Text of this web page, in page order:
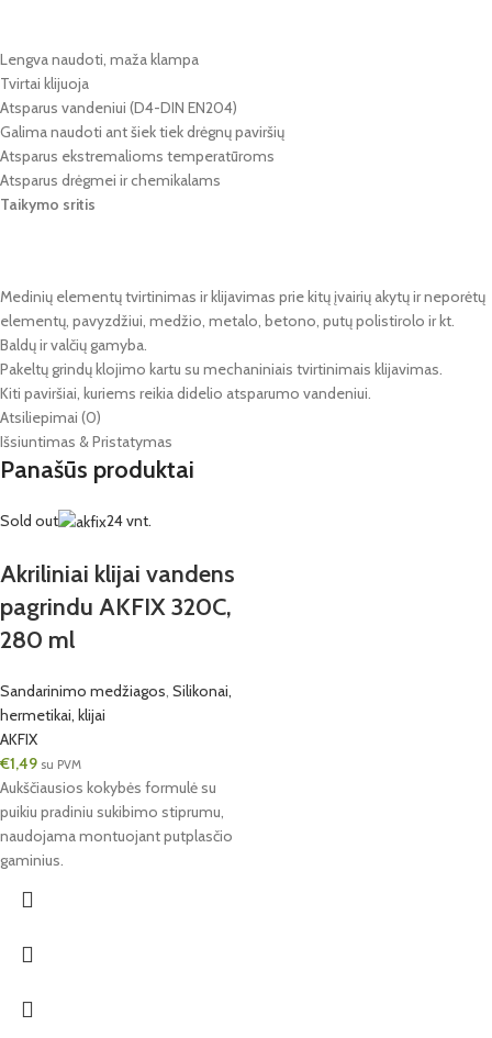
Lengva naudoti, maža klampa
Tvirtai klijuoja
Atsparus vandeniui (D4-DIN EN204)
Galima naudoti ant šiek tiek drėgnų paviršių
Atsparus ekstremalioms temperatūroms
Atsparus drėgmei ir chemikalams
Taikymo sritis
Medinių elementų tvirtinimas ir klijavimas prie kitų įvairių akytų ir neporėtų
elementų, pavyzdžiui, medžio, metalo, betono, putų polistirolo ir kt.
Baldų ir valčių gamyba.
Pakeltų grindų klojimo kartu su mechaniniais tvirtinimais klijavimas.
Kiti paviršiai, kuriems reikia didelio atsparumo vandeniui.
Atsiliepimai (0)
Išsiuntimas & Pristatymas
Panašūs produktai
Sold out 24 vnt.
Akriliniai klijai vandens
pagrindu AKFIX 320C,
280 ml
Sandarinimo medžiagos, Silikonai,
hermetikai, klijai
AKFIX
€1,49 su PVM
Aukščiausios kokybės formulė su
puikiu pradiniu sukibimo stiprumu,
naudojama montuojant putplasčio
gaminius.